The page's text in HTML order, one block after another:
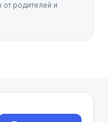
от родителей и